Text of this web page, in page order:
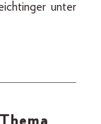
unter